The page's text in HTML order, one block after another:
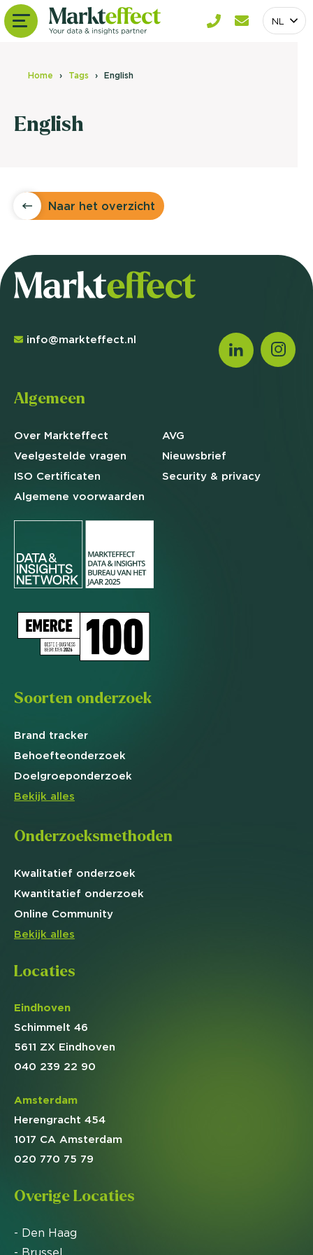
NL
Home Tags English
English
Naar het overzicht
info@markteffect.nl
Algemeen
Over Markteffect
Veelgestelde vragen
ISO Certificaten
Algemene voorwaarden
AVG
Nieuwsbrief
Security & privacy
Soorten onderzoek
Brand tracker
Behoefteonderzoek
Doelgroeponderzoek
Bekijk alles
Onderzoeksmethoden
Kwalitatief onderzoek
Kwantitatief onderzoek
Online Community
Bekijk alles
Locaties
Eindhoven
Schimmelt 46
5611 ZX Eindhoven
040 239 22 90
Amsterdam
Herengracht 454
1017 CA Amsterdam
020 770 75 79
Overige Locaties
- Den Haag
- Brussel